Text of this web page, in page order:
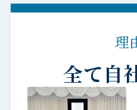
理
全て自